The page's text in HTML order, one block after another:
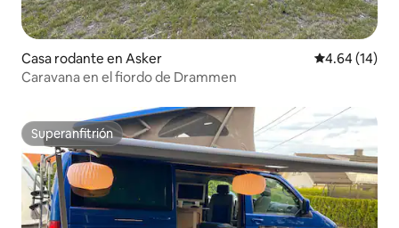
Casa rodante en Asker Calificación
4.64 (14)
Caravana en el fiordo de Drammen
Superanfitrión
Superanfitrión